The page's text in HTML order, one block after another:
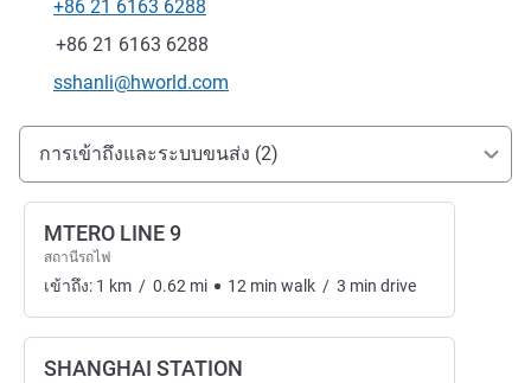
โทรศัพท์
+86 21 6163 6288
แฟกซ์
+86 21 6163 6288
อีเมลติดต่อ
sshanli@hworld.com
การเข้าถึงและการเดินทาง
การเข้าถึงและระบบขนส่ง (2)
MTERO LINE 9
สถานีรถไฟ
เข้าถึง: 1 km / 0.62 mi 12 min walk / 3 min drive
SHANGHAI STATION